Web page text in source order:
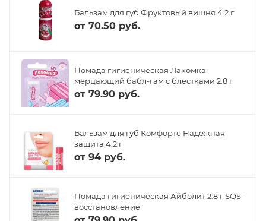
Бальзам для губ Фруктовый вишня 4.2 г
от 70.50 руб.
Помада гигиеническая Лакомка
мерцающий бабл-гам с блестками 2.8 г
от 79.90 руб.
Бальзам для губ Комфорте Надежная
защита 4.2 г
от 94 руб.
Помада гигиеническая Айболит 2.8 г SOS-
восстановление